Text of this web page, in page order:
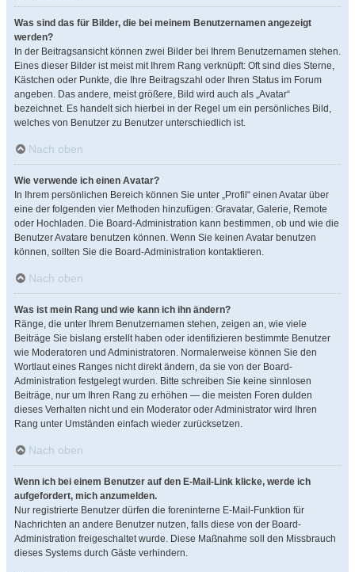
Was sind das für Bilder, die bei meinem Benutzernamen angezeigt
werden?
In der Beitragsansicht können zwei Bilder bei Ihrem Benutzernamen stehen.
Eines dieser Bilder ist meist mit Ihrem Rang verknüpft: Oft sind dies Sterne,
Kästchen oder Punkte, die Ihre Beitragszahl oder Ihren Status im Forum
angeben. Das andere, meist größere, Bild wird auch als „Avatar“
bezeichnet. Es handelt sich hierbei in der Regel um ein persönliches Bild,
welches von Benutzer zu Benutzer unterschiedlich ist.
Nach oben
Wie verwende ich einen Avatar?
In Ihrem persönlichen Bereich können Sie unter „Profil“ einen Avatar über
eine der folgenden vier Methoden hinzufügen: Gravatar, Galerie, Remote
oder Hochladen. Die Board-Administration kann bestimmen, ob und wie die
Benutzer Avatare benutzen können. Wenn Sie keinen Avatar benutzen
können, sollten Sie die Board-Administration kontaktieren.
Nach oben
Was ist mein Rang und wie kann ich ihn ändern?
Ränge, die unter Ihrem Benutzernamen stehen, zeigen an, wie viele
Beiträge Sie bislang erstellt haben oder identifizieren bestimmte Benutzer
wie Moderatoren und Administratoren. Normalerweise können Sie den
Wortlaut eines Ranges nicht direkt ändern, da sie von der Board-
Administration festgelegt wurden. Bitte schreiben Sie keine sinnlosen
Beiträge, nur um Ihren Rang zu erhöhen — die meisten Foren dulden
dieses Verhalten nicht und ein Moderator oder Administrator wird Ihren
Rang unter Umständen einfach wieder zurücksetzen.
Nach oben
Wenn ich bei einem Benutzer auf den E-Mail-Link klicke, werde ich
aufgefordert, mich anzumelden.
Nur registrierte Benutzer dürfen die foreninterne E-Mail-Funktion für
Nachrichten an andere Benutzer nutzen, falls diese von der Board-
Administration freigeschaltet wurde. Diese Maßnahme soll den Missbrauch
dieses Systems durch Gäste verhindern.